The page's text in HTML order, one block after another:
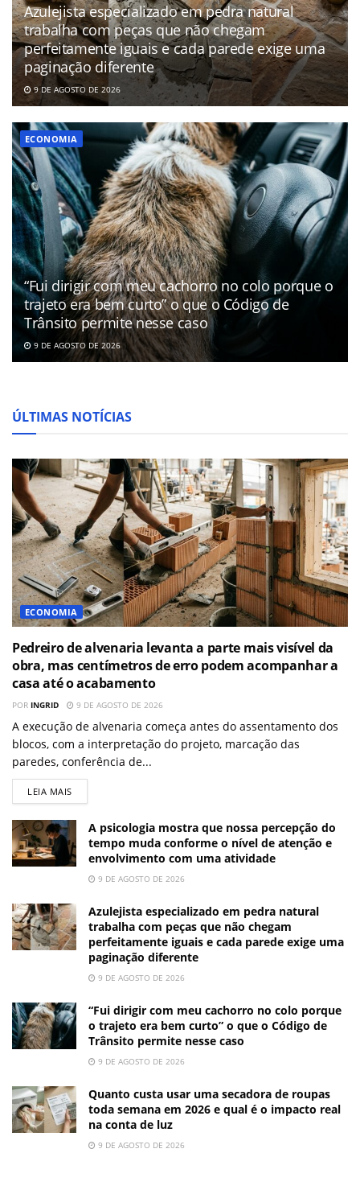
Azulejista especializado em pedra natural
trabalha com peças que não chegam
perfeitamente iguais e cada parede exige uma
paginação diferente
9 DE AGOSTO DE 2026
ECONOMIA
“Fui dirigir com meu cachorro no colo porque o
trajeto era bem curto” o que o Código de
Trânsito permite nesse caso
9 DE AGOSTO DE 2026
ÚLTIMAS NOTÍCIAS
ECONOMIA
Pedreiro de alvenaria levanta a parte mais visível da
obra, mas centímetros de erro podem acompanhar a
casa até o acabamento
POR INGRID 9 DE AGOSTO DE 2026
A execução de alvenaria começa antes do assentamento dos
blocos, com a interpretação do projeto, marcação das
paredes, conferência de...
LEIA MAIS
A psicologia mostra que nossa percepção do
tempo muda conforme o nível de atenção e
envolvimento com uma atividade
9 DE AGOSTO DE 2026
Azulejista especializado em pedra natural
trabalha com peças que não chegam
perfeitamente iguais e cada parede exige uma
paginação diferente
9 DE AGOSTO DE 2026
“Fui dirigir com meu cachorro no colo porque
o trajeto era bem curto” o que o Código de
Trânsito permite nesse caso
9 DE AGOSTO DE 2026
Quanto custa usar uma secadora de roupas
toda semana em 2026 e qual é o impacto real
na conta de luz
9 DE AGOSTO DE 2026